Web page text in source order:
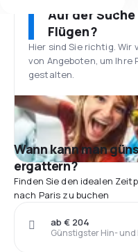
Auf der
Flügen?
Hier sind Sie richtig.
von Angeboten, um Ihre
gestalten.
Wann kann man
ergattern?
Finden Sie den idealen
nach Paris zu buchen
Günstigster Hin- und
ab € 204